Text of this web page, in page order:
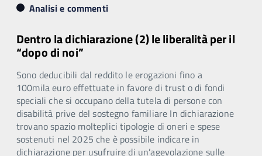
Analisi e commenti
Dentro la dichiarazione (2) le liberalità per il
“dopo di noi”
Sono deducibili dal reddito le erogazioni fino a
100mila euro effettuate in favore di trust o di fondi
speciali che si occupano della tutela di persone con
disabilità prive del sostegno familiare In dichiarazione
trovano spazio molteplici tipologie di oneri e spese
sostenuti nel 2025 che è possibile indicare in
dichiarazione per usufruire di un’agevolazione sulle